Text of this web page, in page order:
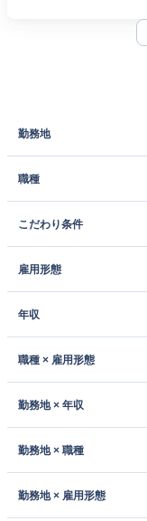
勤務地
職種
こだわり条件
雇用形態
年収
職種 × 雇用形態
勤務地 × 年収
勤務地 × 職種
勤務地 × 雇用形態